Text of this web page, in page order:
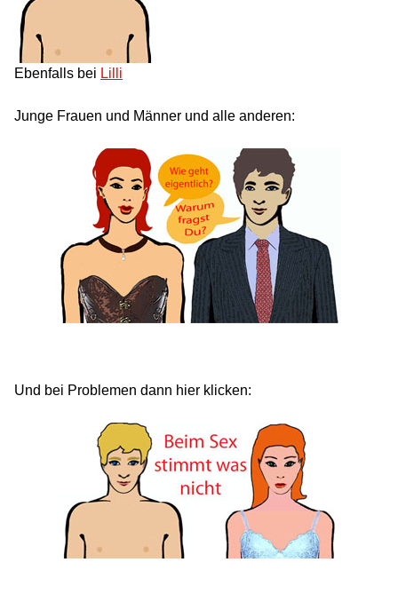
Ebenfalls bei Lilli
Junge Frauen und Männer und alle anderen:
Und bei Problemen dann hier klicken: